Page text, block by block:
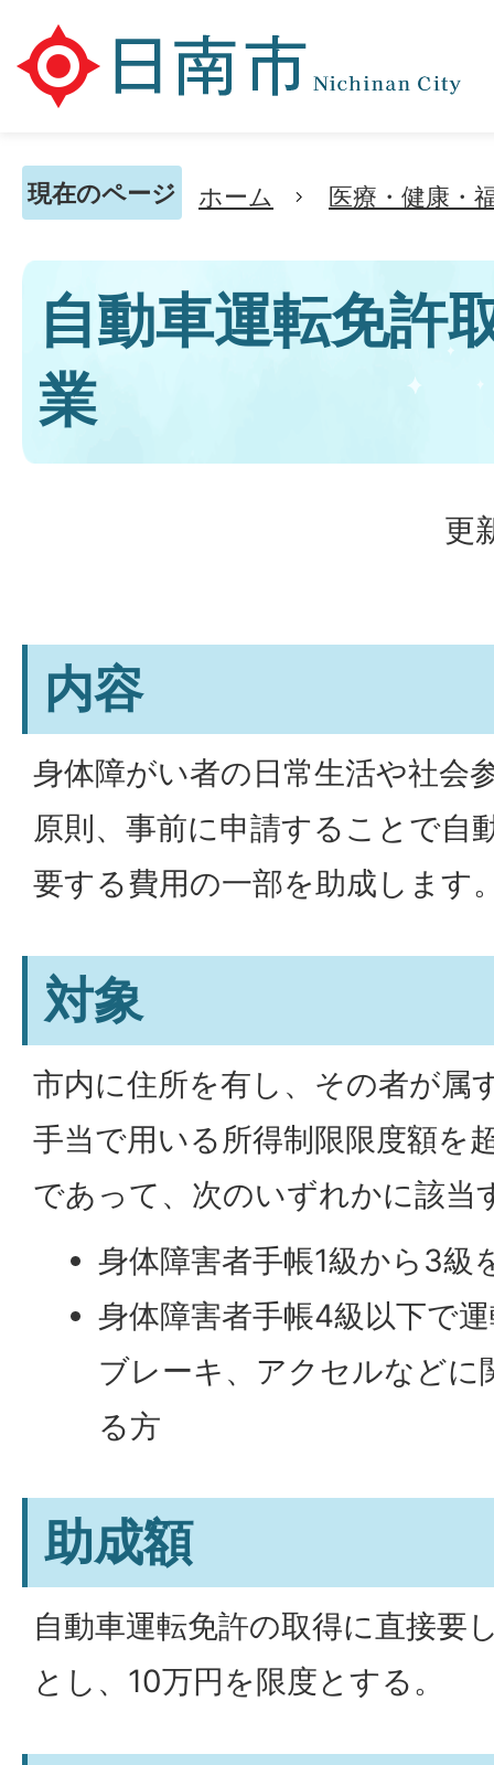
現在のページ ホーム 医療・健康・
自動車運転免許
業
更
内容
身体障がい者の日常生活や社会
原則、事前に申請することで自
要する費用の一部を助成します
対象
市内に住所を有し、その者が属
手当で用いる所得制限限度額を
であって、次のいずれかに該当
身体障害者手帳1級から3級
身体障害者手帳4級以下で
ブレーキ、アクセルなどに
る方
助成額
自動車運転免許の取得に直接要
とし、10万円を限度とする。